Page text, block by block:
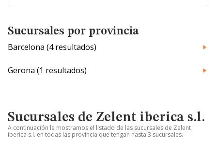
Sucursales por provincia
Barcelona (4 resultados)
Gerona (1 resultados)
Sucursales de Zelent iberica s.l.
A continuación le mostramos el listado de las sucursales de Zelent
iberica s.l. en todas las provincia que tengan hasta 3 sucursales.